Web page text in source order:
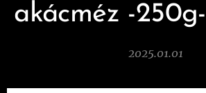
akácméz -
2025.01.01